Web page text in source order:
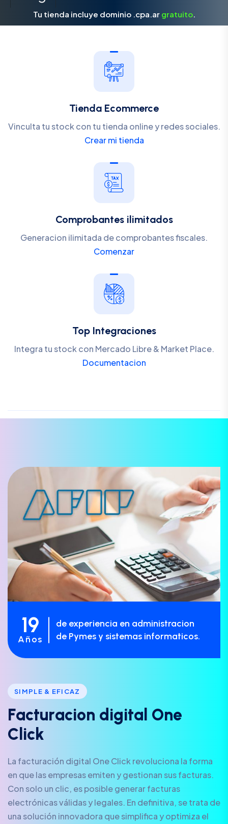
Tu tienda incluye dominio .cpa.ar gratuito.
Tienda Ecommerce
Vinculta tu stock con tu tienda online y redes sociales.
Crear mi tienda
Comprobantes ilimitados
Generacion ilimitada de comprobantes fiscales.
Comenzar
Top Integraciones
Integra tu stock con Mercado Libre & Market Place.
Documentacion
19
Años
de experiencia en administracion
de Pymes y sistemas informaticos.
SIMPLE & EFICAZ
Facturacion d igita One
C ick
La facturación digital One Click revoluciona la forma
en que las empresas emiten y gestionan sus facturas.
Con solo un clic, es posible generar facturas
electrónicas válidas y legales. En definitiva, se trata de
una solución innovadora que simplifica y optimiza el